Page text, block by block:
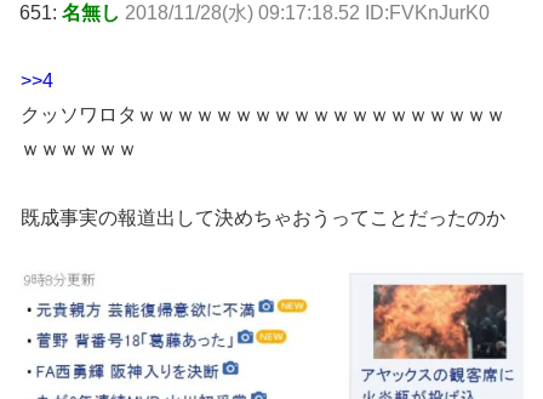
651: 名無し 2018/11/28(水) 09:17:18.52 ID:FVKnJurK0
>>4
クッソワロタｗｗｗｗｗｗｗｗｗｗｗｗｗｗｗｗｗｗｗ
ｗｗｗｗｗｗ
既成事実の報道出して決めちゃおうってことだったのか